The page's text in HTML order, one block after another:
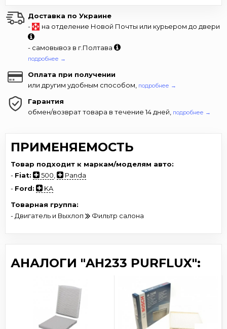
Доставка по Украине
-
на отделение Новой Почты или курьером до двери
- самовывоз в г.Полтава
подробнее →
Оплата при получении
или другим удобным способом, подробнее →
Гарантия
обмен/возврат товара в течение 14 дней, подробнее →
ПРИМЕНЯЕМОСТЬ
Товар подходит к маркам/моделям авто:
- Fiat: 500
Panda
- Ford:
KA
Товарная группа:
- Двигатель и Выхлоп
Фильтр салона
АНАЛОГИ "AH233 PURFLUX":